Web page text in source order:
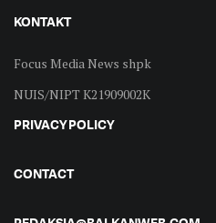
KONTAKT
Focus Media News shpk
NUIS/NIPT K21909002K
PRIVACY POLICY
CONTACT